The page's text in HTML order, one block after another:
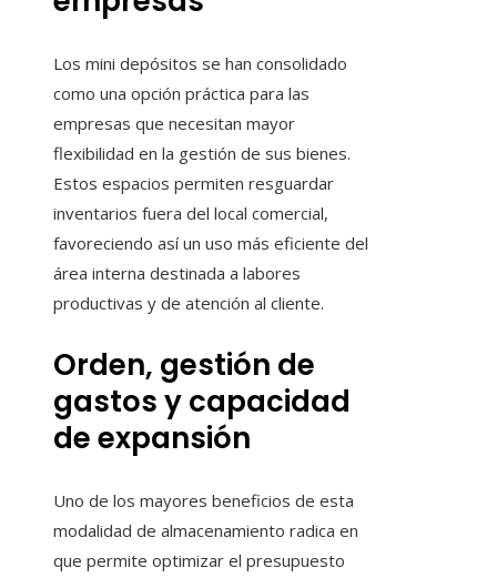
Los mini depósitos se han consolidado
como una opción práctica para las
empresas que necesitan mayor
flexibilidad en la gestión de sus bienes.
Estos espacios permiten resguardar
inventarios fuera del local comercial,
favoreciendo así un uso más eficiente del
área interna destinada a labores
productivas y de atención al cliente.
Orden, gestión de
gastos y capacidad
de expansión
Uno de los mayores beneficios de esta
modalidad de almacenamiento radica en
que permite optimizar el presupuesto